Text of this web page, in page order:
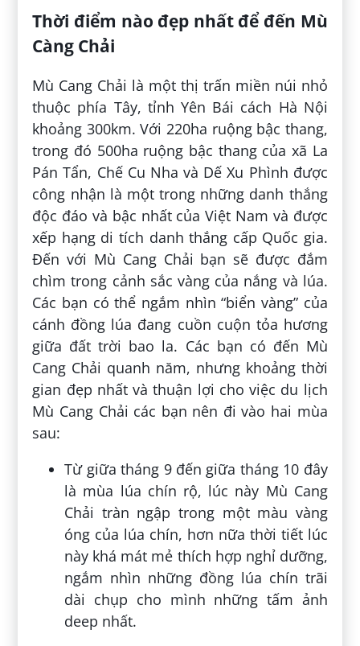
Thời điểm nào đẹp nhất để đến Mù
Càng Chải
Mù Cang Chải là một thị trấn miền núi nhỏ
thuộc phía Tây, tỉnh Yên Bái cách Hà Nội
khoảng 300km. Với 220ha ruộng bậc thang,
trong đó 500ha ruộng bậc thang của xã La
Pán Tẩn, Chế Cu Nha và Dế Xu Phình được
công nhận là một trong những danh thắng
độc đáo và bậc nhất của Việt Nam và được
xếp hạng di tích danh thắng cấp Quốc gia.
Đến với Mù Cang Chải bạn sẽ được đắm
chìm trong cảnh sắc vàng của nắng và lúa.
Các bạn có thể ngắm nhìn “biển vàng” của
cánh đồng lúa đang cuồn cuộn tỏa hương
giữa đất trời bao la. Các bạn có đến Mù
Cang Chải quanh năm, nhưng khoảng thời
gian đẹp nhất và thuận lợi cho việc du lịch
Mù Cang Chải các bạn nên đi vào hai mùa
sau:
Từ giữa tháng 9 đến giữa tháng 10 đây
là mùa lúa chín rộ, lúc này Mù Cang
Chải tràn ngập trong một màu vàng
óng của lúa chín, hơn nữa thời tiết lúc
này khá mát mẻ thích hợp nghỉ dưỡng,
ngắm nhìn những đồng lúa chín trãi
dài chụp cho mình những tấm ảnh
deep nhất.